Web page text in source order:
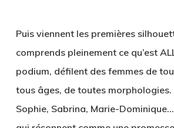
Puis viennent les premières
comprends pleinement ce qu’est
podium, défilent des femmes de
tous âges, de toutes morphologies.
Sophie, Sabrina, Marie-